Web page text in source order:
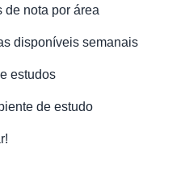
nota por área
disponíveis semanais
estudos
de estudo